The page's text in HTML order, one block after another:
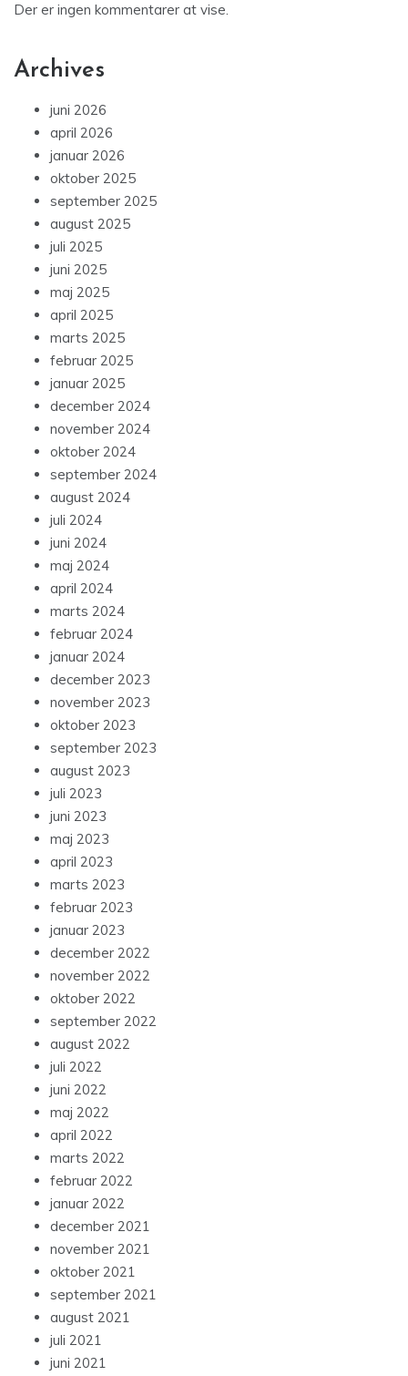
Der er ingen kommentarer at vise.
Archives
juni 2026
april 2026
januar 2026
oktober 2025
september 2025
august 2025
juli 2025
juni 2025
maj 2025
april 2025
marts 2025
februar 2025
januar 2025
december 2024
november 2024
oktober 2024
september 2024
august 2024
juli 2024
juni 2024
maj 2024
april 2024
marts 2024
februar 2024
januar 2024
december 2023
november 2023
oktober 2023
september 2023
august 2023
juli 2023
juni 2023
maj 2023
april 2023
marts 2023
februar 2023
januar 2023
december 2022
november 2022
oktober 2022
september 2022
august 2022
juli 2022
juni 2022
maj 2022
april 2022
marts 2022
februar 2022
januar 2022
december 2021
november 2021
oktober 2021
september 2021
august 2021
juli 2021
juni 2021